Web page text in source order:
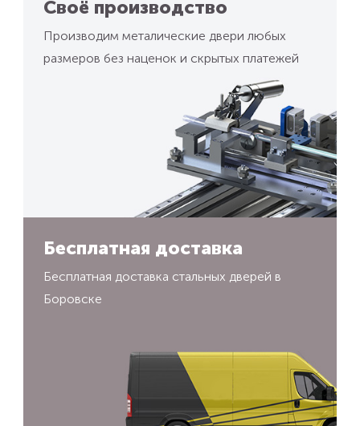
Своё производство
Производим металические двери любых
размеров без наценок и скрытых платежей
Бесплатная доставка
Бесплатная доставка стальных дверей в
Боровске